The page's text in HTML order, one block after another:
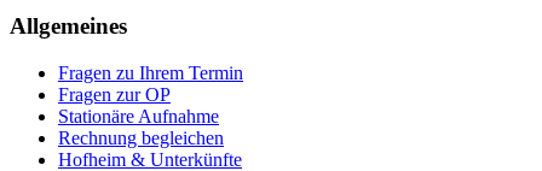
Allgemeines
Fragen zu Ihrem Termin
Fragen zur OP
Stationäre Aufnahme
Rechnung begleichen
Hofheim & Unterkünfte